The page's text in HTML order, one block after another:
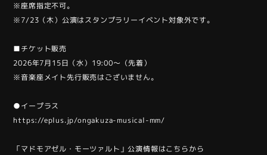
※座席指定不可。
※7/23（木）公演はスタンプラリーイベント対象外です。
■チケット販売
2026年7月15日（水）19:00〜（先着）
※音楽座メイト先行販売はございません。
●イープラス
https://eplus.jp/ongakuza-musical-mm/
「マドモアゼル・モーツァルト」公演情報はこちらから